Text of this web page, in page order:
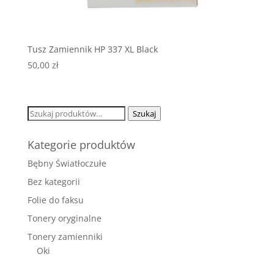
Tusz Zamiennik HP 337 XL Black
50,00 zł
Szukaj: Szukaj
Kategorie produktów
Bębny Światłoczułe
Bez kategorii
Folie do faksu
Tonery oryginalne
Tonery zamienniki
Oki